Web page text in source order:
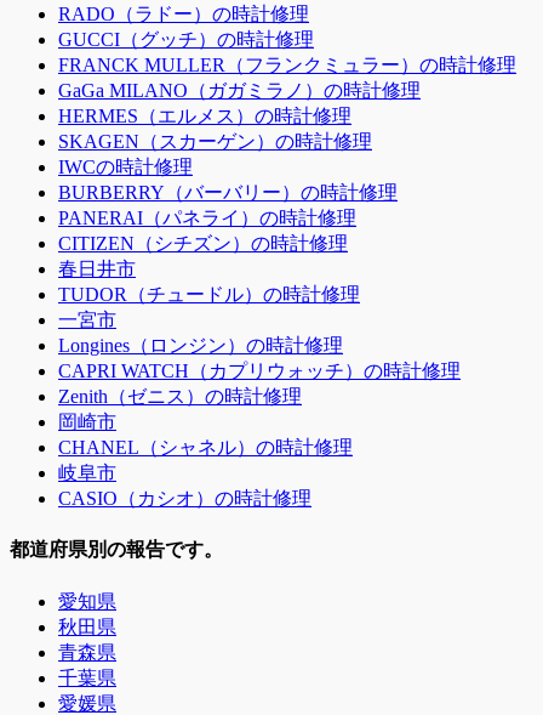
RADO（ラドー）の時計修理
GUCCI（グッチ）の時計修理
FRANCK MULLER（フランクミュラー）の時計修理
GaGa MILANO（ガガミラノ）の時計修理
HERMES（エルメス）の時計修理
SKAGEN（スカーゲン）の時計修理
IWCの時計修理
BURBERRY（バーバリー）の時計修理
PANERAI（パネライ）の時計修理
CITIZEN（シチズン）の時計修理
春日井市
TUDOR（チュードル）の時計修理
一宮市
Longines（ロンジン）の時計修理
CAPRI WATCH（カプリウォッチ）の時計修理
Zenith（ゼニス）の時計修理
岡崎市
CHANEL（シャネル）の時計修理
岐阜市
CASIO（カシオ）の時計修理
都道府県別の報告です。
愛知県
秋田県
青森県
千葉県
愛媛県